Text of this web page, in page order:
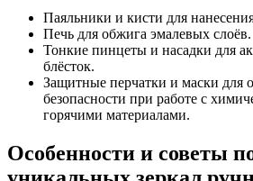
Паяльники и кисти для
Печь для обжига эмалевых слоёв.
Тонкие пинцеты и насадки для
блёсток.
Защитные перчатки и маски для
безопасности при работе с
горячими материалами.
Особенности и советы